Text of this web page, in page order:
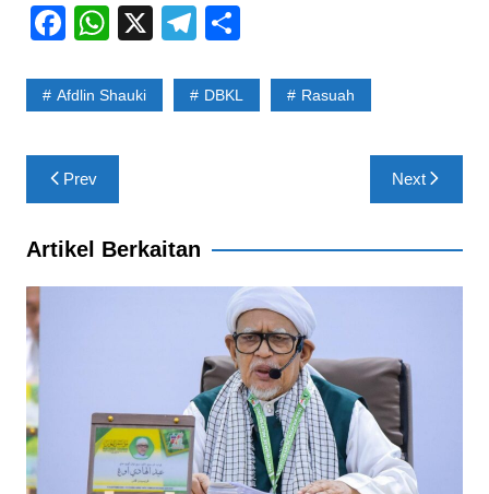
F
c
b
o
o
k
W
at
A
p
p
X T
e
S
ar
Afdlin Shauki DBKL Rasuah
Post
navigation
Prev Next
Artikel Berkaitan